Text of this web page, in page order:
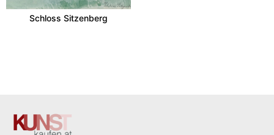
Schloss Sitzenberg